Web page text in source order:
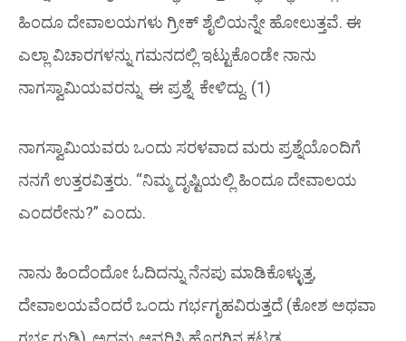
ಹಿಂದೂ ದೇವಾಲಯಗಳು ಗ್ರೀಕ್ ಶೈಲಿಯನ್ನೇ ಹೋಲುತ್ತವೆ. ಈ
ಎಲ್ಲಾ ವಿಚಾರಗಳನ್ನು ಗಮನದಲ್ಲಿ ಇಟ್ಟುಕೊಂಡೇ ನಾನು
ನಾಗಸ್ವಾಮಿಯವರನ್ನು ಈ ಪ್ರಶ್ನೆ ಕೇಳಿದ್ದು. (1)
ನಾಗಸ್ವಾಮಿಯವರು ಒಂದು ಸರಳವಾದ ಮರು ಪ್ರಶ್ನೆಯೊಂದಿಗೆ
ನನಗೆ ಉತ್ತರವಿತ್ತರು. “ನಿಮ್ಮ ದೃಷ್ಟಿಯಲ್ಲಿ ಹಿಂದೂ ದೇವಾಲಯ
ಎಂದರೇನು?” ಎಂದು.
ನಾನು ಹಿಂದೆಂದೋ ಓದಿದನ್ನು ನೆನಪು ಮಾಡಿಕೊಳ್ಳುತ್ತ,
ದೇವಾಲಯವೆಂದರೆ ಒಂದು ಗರ್ಭಗೃಹವಿರುತ್ತದೆ (ಕೋಶ ಅಥವಾ